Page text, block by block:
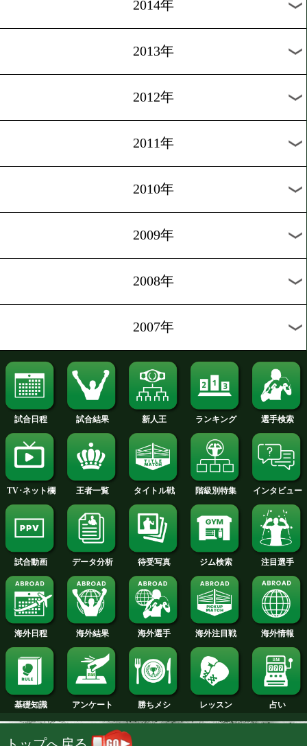
2021年
2020年
2018年
2017年
2016年
2015年
2014年
2013年
2012年
2011年
2010年